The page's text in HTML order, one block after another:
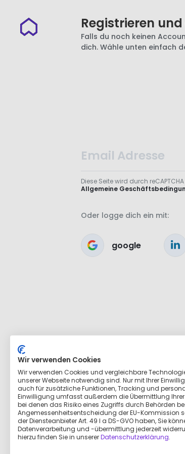
Registrieren
Falls du noch keinen
dich. Wähle unten einfach
Diese Seite wird durch
Allgemeine
Oder logge dich ein mit:
google
Wir verwenden Cookies
Wir verwenden Cookies und vergleichbare
unserer Webseite notwendig sind. Nur mit Ihrer
auch für zusätzliche Funktionen, Tracking und
Einwilligung umfasst außerdem die Übermittlung Ihrer
bei denen das Risiko eines Zugriffs durch Behörden
Angemessenheitsentscheidung der EU-Kommission
der Diensteanbieter Art. 49 I a DS-GVO haben, Sie
Datenverarbeitung und -übermittlung jederzeit
hierzu finden Sie in unsererDatenschutzerklärung.